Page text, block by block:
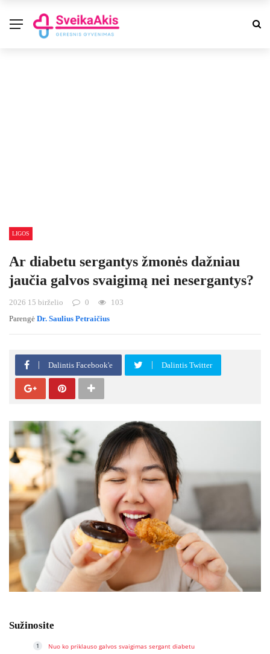
LIGOS
Ar diabetu sergantys žmonės dažniau
jaučia galvos svaigimą nei nesergantys?
2026 15 birželio 0
103
Parengė Dr. Saulius Petraičius
Dalintis Facebook'e Dalintis Twitter
Sužinosite
Nuo ko priklauso galvos svaigimas sergant diabetu